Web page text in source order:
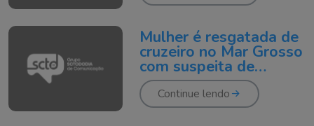
Mulher é resgatada de
cruzeiro no Mar Grosso
com suspeita de
meningite
Continue lendo